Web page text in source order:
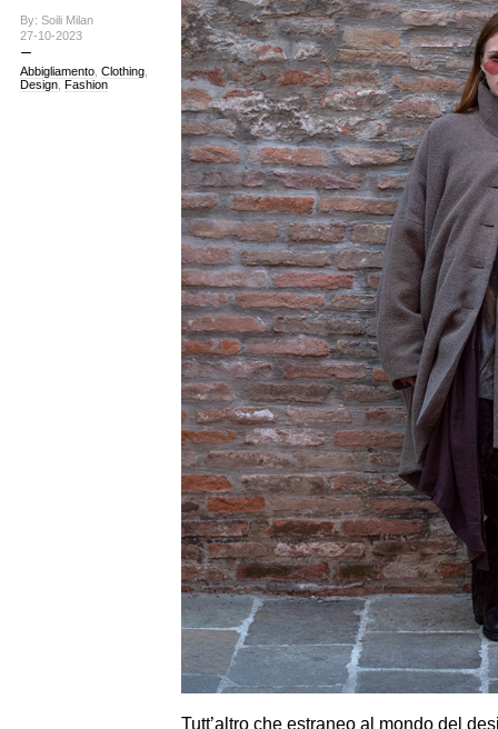
By: Soili Milan
27-10-2023
Abbigliamento, Clothing,
Design, Fashion
Tutt’altro che estraneo al mondo del